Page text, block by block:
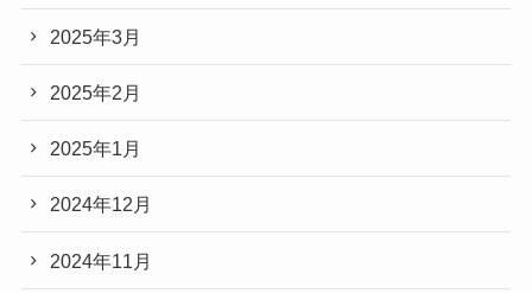
2025年3月
2025年2月
2025年1月
2024年12月
2024年11月